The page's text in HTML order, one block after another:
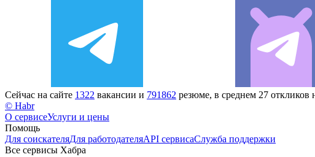
Сейчас на сайте 1322 вакансии и 791862 резюме, в среднем 27 откликов
© Habr
О сервисеУслуги и цены
Помощь
Для соискателяДля работодателяAPI сервисаСлужба поддержки
Все сервисы Хабра